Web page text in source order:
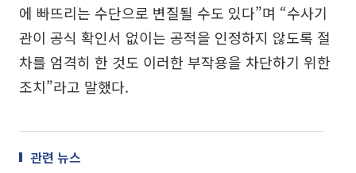
에 빠뜨리는 수단으로 변질될 수도 있다”며 “수사기
관이 공식 확인서 없이는 공적을 인정하지 않도록 절
차를 엄격히 한 것도 이러한 부작용을 차단하기 위한
조치”라고 말했다.
관련 뉴스